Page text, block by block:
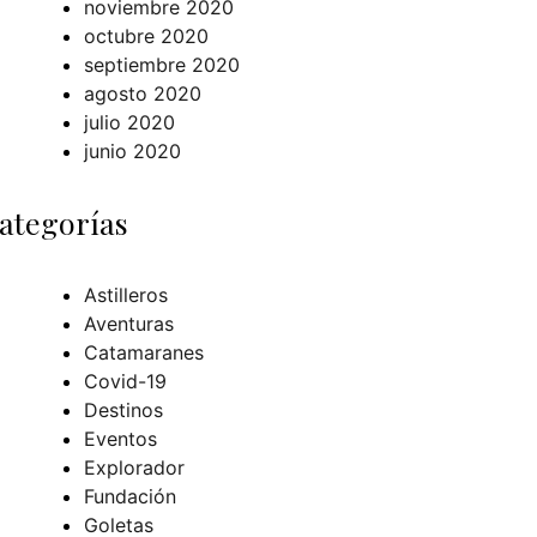
noviembre 2020
octubre 2020
septiembre 2020
agosto 2020
julio 2020
junio 2020
Astilleros
Aventuras
Catamaranes
Covid-19
Destinos
Eventos
Explorador
Fundación
Goletas